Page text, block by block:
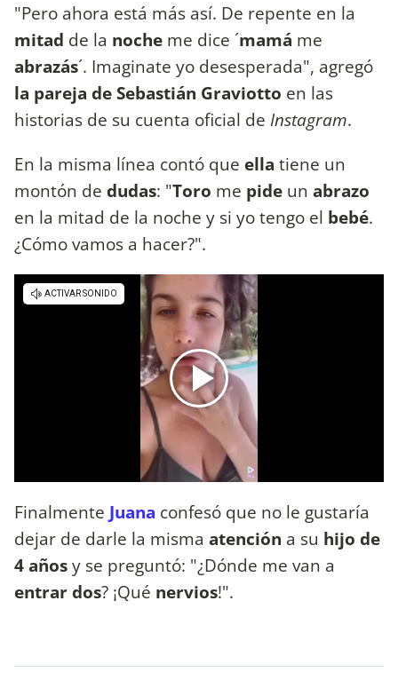
"Pero ahora está más así. De repente en la
mitad de la noche me dice ´mamá me
abrazás´. Imaginate yo desesperada", agregó
la pareja de Sebastián Graviotto en las
historias de su cuenta oficial de Instagram.
En la misma línea contó que ella tiene un
montón de dudas: "Toro me pide un abrazo
en la mitad de la noche y si yo tengo el bebé.
¿Cómo vamos a hacer?".
Finalmente Juana confesó que no le gustaría
dejar de darle la misma atención a su hijo de
4 añosy se preguntó: "¿Dónde me van a
entrar dos? ¡Qué nervios!".